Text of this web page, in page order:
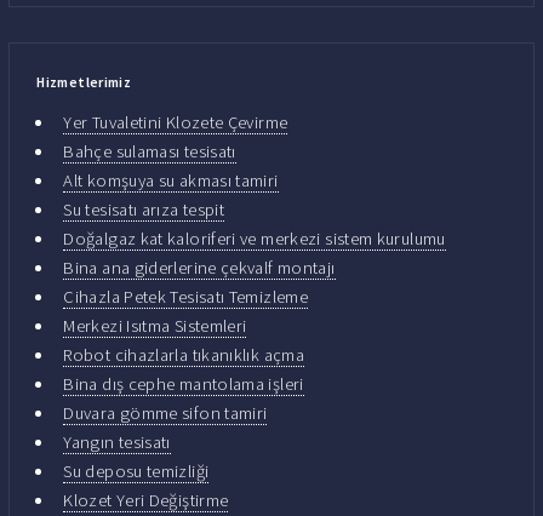
Hizmetlerimiz
Yer Tuvaletini Klozete Çevirme
Bahçe sulaması tesisatı
Alt komşuya su akması tamiri
Su tesisatı arıza tespit
Doğalgaz kat kaloriferi ve merkezi sistem kurulumu
Bina ana giderlerine çekvalf montajı
Cihazla Petek Tesisatı Temizleme
Merkezi Isıtma Sistemleri
Robot cihazlarla tıkanıklık açma
Bina dış cephe mantolama işleri
Duvara gömme sifon tamiri
Yangın tesisatı
Su deposu temizliği
Klozet Yeri Değiştirme